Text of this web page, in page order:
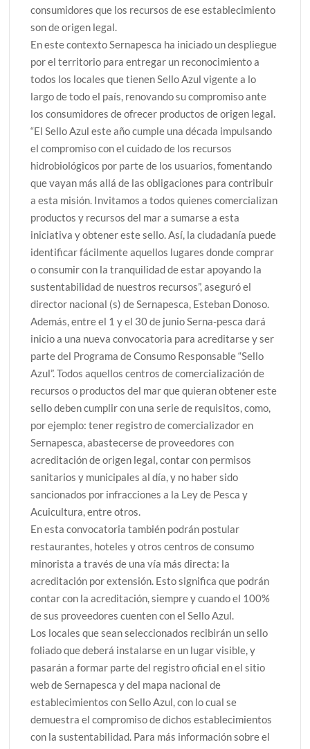
consumidores que los recursos de ese establecimiento
son de origen legal.
En este contexto Sernapesca ha iniciado un despliegue
por el territorio para entregar un reconocimiento a
todos los locales que tienen Sello Azul vigente a lo
largo de todo el país, renovando su compromiso ante
los consumidores de ofrecer productos de origen legal.
“El Sello Azul este año cumple una década impulsando
el compromiso con el cuidado de los recursos
hidrobiológicos por parte de los usuarios, fomentando
que vayan más allá de las obligaciones para contribuir
a esta misión. Invitamos a todos quienes comercializan
productos y recursos del mar a sumarse a esta
iniciativa y obtener este sello. Así, la ciudadanía puede
identificar fácilmente aquellos lugares donde comprar
o consumir con la tranquilidad de estar apoyando la
sustentabilidad de nuestros recursos”, aseguró el
director nacional (s) de Sernapesca, Esteban Donoso.
Además, entre el 1 y el 30 de junio Serna-pesca dará
inicio a una nueva convocatoria para acreditarse y ser
parte del Programa de Consumo Responsable “Sello
Azul”. Todos aquellos centros de comercialización de
recursos o productos del mar que quieran obtener este
sello deben cumplir con una serie de requisitos, como,
por ejemplo: tener registro de comercializador en
Sernapesca, abastecerse de proveedores con
acreditación de origen legal, contar con permisos
sanitarios y municipales al día, y no haber sido
sancionados por infracciones a la Ley de Pesca y
Acuicultura, entre otros.
En esta convocatoria también podrán postular
restaurantes, hoteles y otros centros de consumo
minorista a través de una vía más directa: la
acreditación por extensión. Esto significa que podrán
contar con la acreditación, siempre y cuando el 100%
de sus proveedores cuenten con el Sello Azul.
Los locales que sean seleccionados recibirán un sello
foliado que deberá instalarse en un lugar visible, y
pasarán a formar parte del registro oficial en el sitio
web de Sernapesca y del mapa nacional de
establecimientos con Sello Azul, con lo cual se
demuestra el compromiso de dichos establecimientos
con la sustentabilidad. Para más información sobre el